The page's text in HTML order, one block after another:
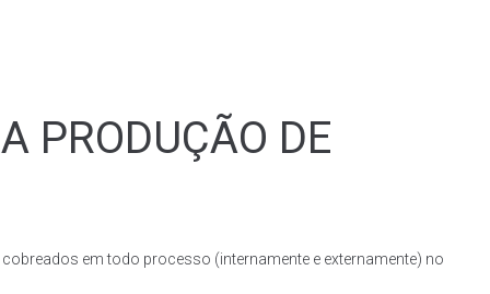
PRODUÇÃO DE
em todo processo (internamente e externamente) no